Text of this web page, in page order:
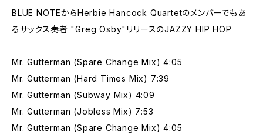
BLUE NOTEからHerbie Hancock Quartetのメンバーでもあ
るサックス奏者 "Greg Osby"リリースのJAZZY HIP HOP
Mr. Gutterman (Spare Change Mix) 4:05
Mr. Gutterman (Hard Times Mix) 7:39
Mr. Gutterman (Subway Mix) 4:09
Mr. Gutterman (Jobless Mix) 7:53
Mr. Gutterman (Spare Change Mix) 4:05